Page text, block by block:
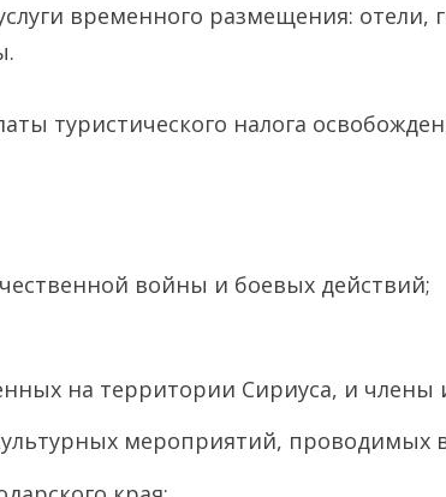
временного размещения: отели,
туристического налога
войны и боевых действий;
на территории Сириуса, и члены
мероприятий, проводимых